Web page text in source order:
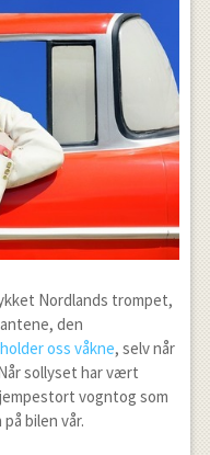
Nordlands trompet,
den
oss våkne, selv når
sollyset har vært
vogntog som
bilen vår.